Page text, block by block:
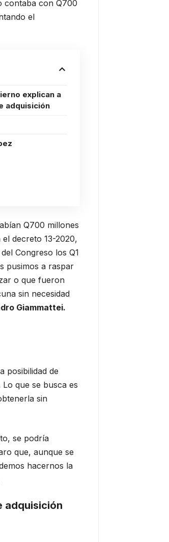
contaba con Q700
el
explican a
adquisición
Q700 millones
decreto 13-2020,
Congreso los Q1
pusimos a raspar
o que fueron
sin necesidad
Giammattei.
posibilidad de
que se busca es
sin
se podría
que, aunque se
hacernos la
adquisición